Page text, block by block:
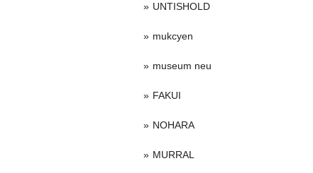
UNTISHOLD
mukcyen
museum neu
FAKUI
NOHARA
MURRAL